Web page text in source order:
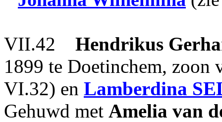
VII.42 Hendrikus
1899 te Doetinchem, zoon
VI.32) en Lamberdina
Gehuwd met Amelia van